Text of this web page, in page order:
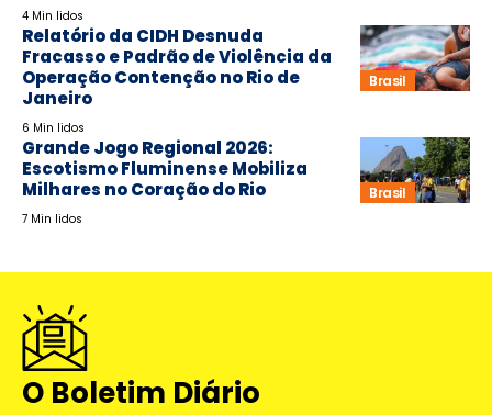
4 Min lidos
Brasil
Relatório da CIDH Desnuda
Fracasso e Padrão de Violência da
Operação Contenção no Rio de
Janeiro
6 Min lidos
Brasil
Grande Jogo Regional 2026:
Escotismo Fluminense Mobiliza
Milhares no Coração do Rio
7 Min lidos
O Boletim Diário